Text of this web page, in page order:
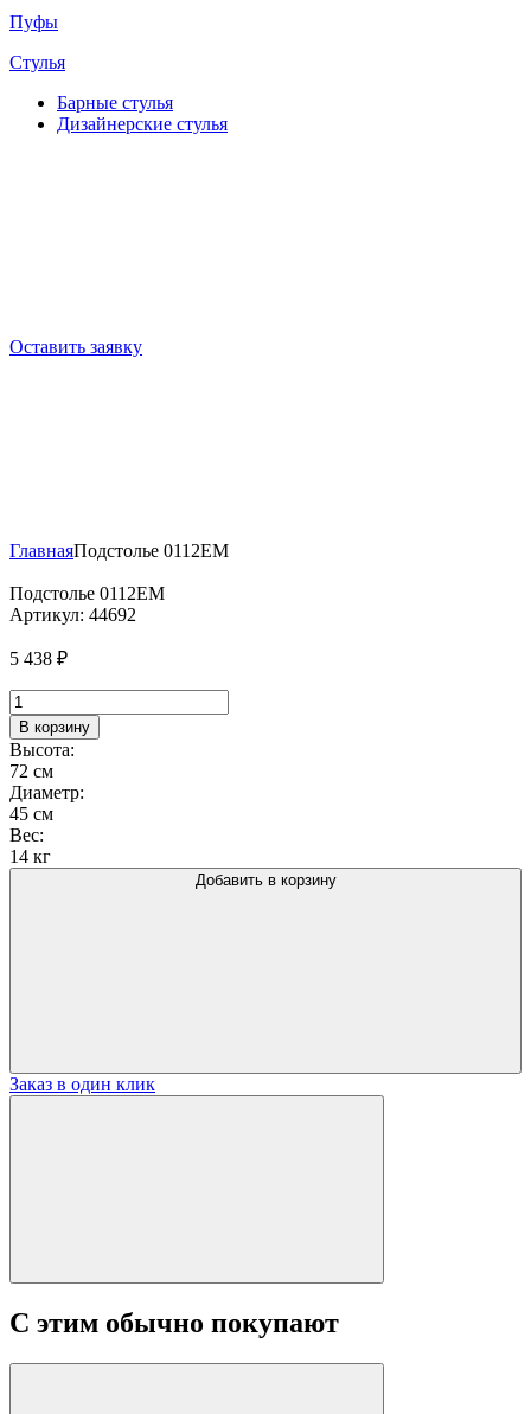
Пуфы
Стулья
Барные cтулья
Дизайнерские cтулья
Оставить заявку
ГлавнаяПодстолье 0112EM
Подстолье 0112EM
Артикул: 44692
5 438 ₽
Количество
товара
Подстолье
0112EM
В корзину
Высота:
72 см
Диаметр:
45 см
Вес:
14 кг
Добавить в корзину
Заказ в один клик
С этим обычно покупают